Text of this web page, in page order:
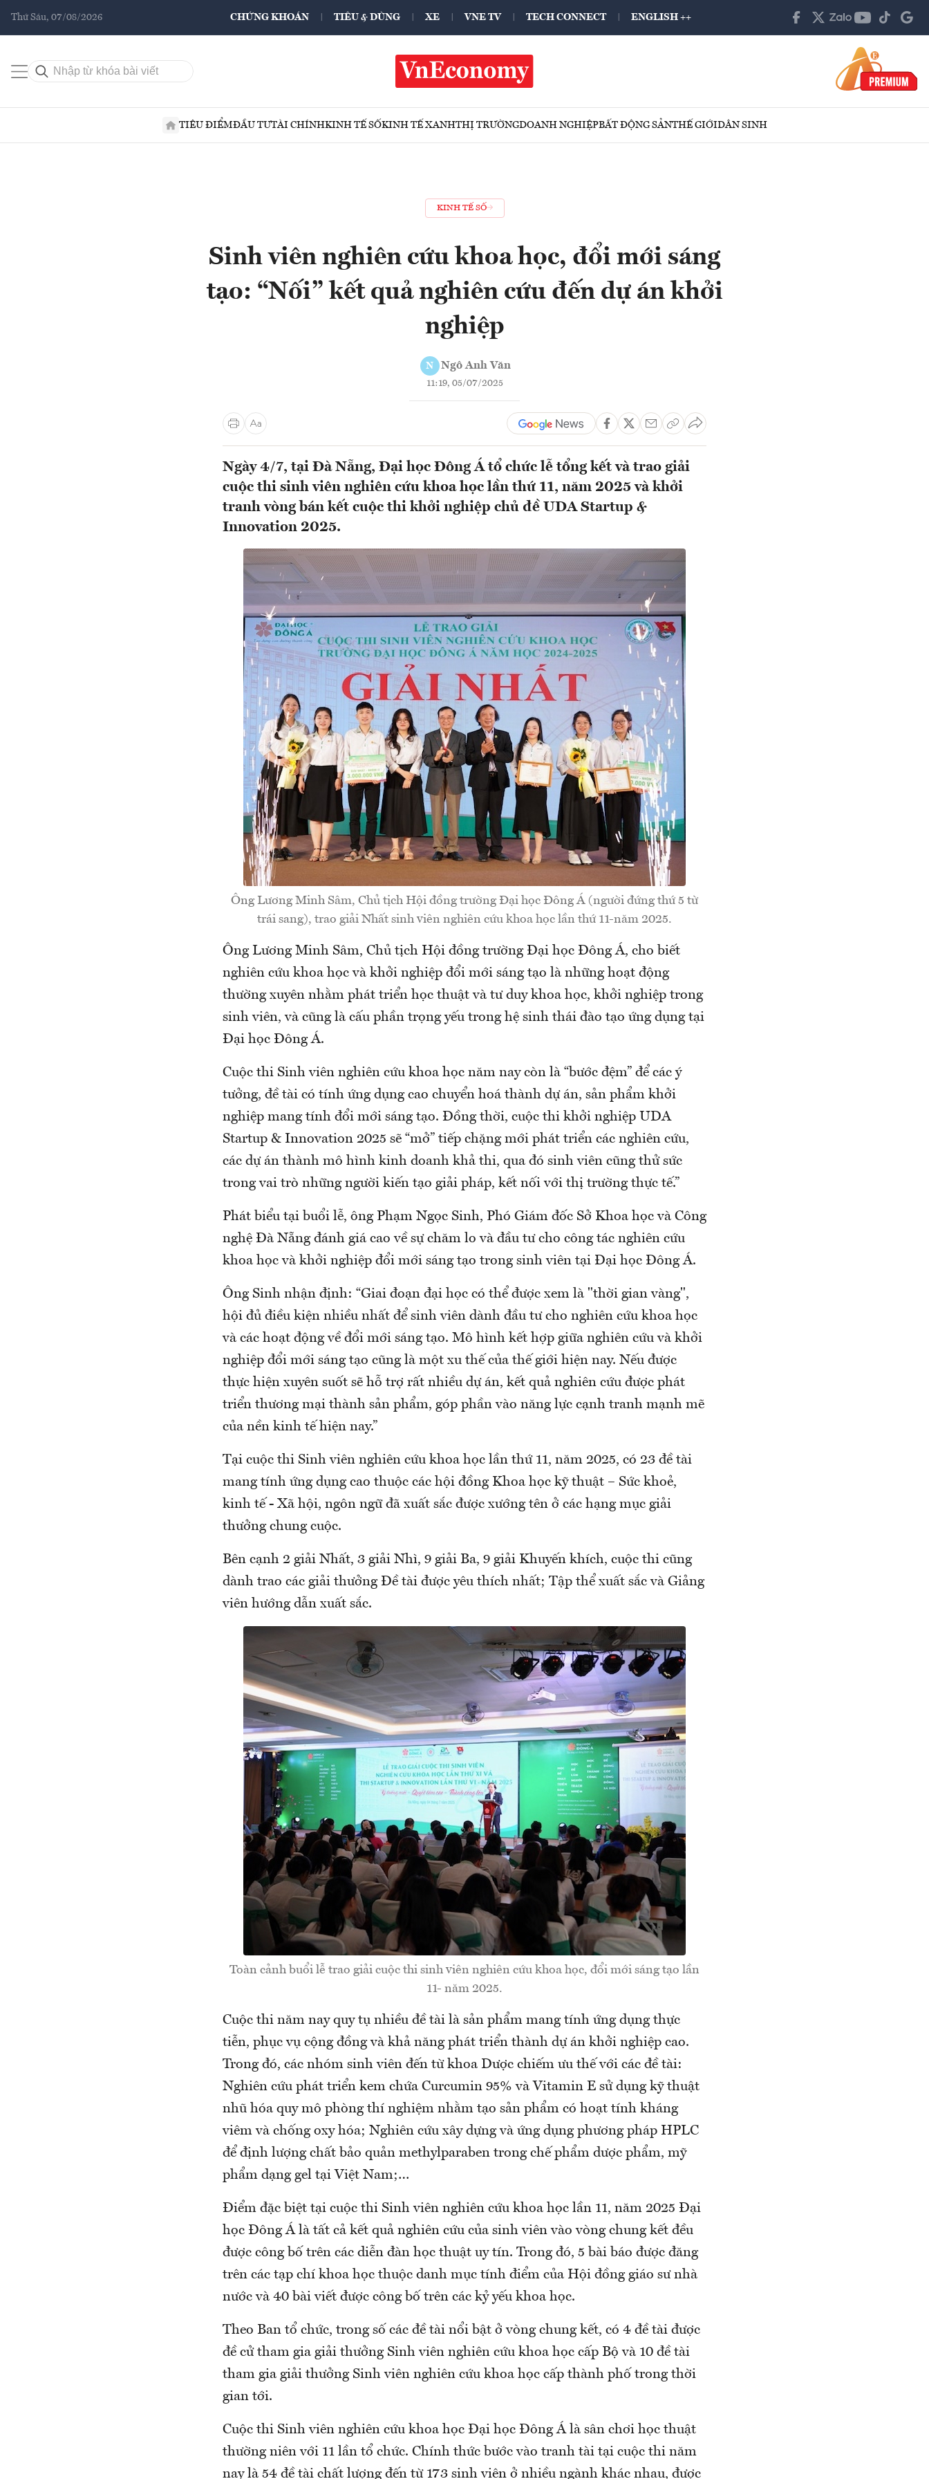
Thứ Sáu, 07/08/2026 CHỨNG KHOÁN TIÊU & DÙNG XE VNE TV TECH CONNECT ENGLISH ++
TIÊU ĐIỂMĐẦU TƯTÀI CHÍNHKINH TẾ SỐKINH TẾ XANHTHỊ TRƯỜNGDOANH NGHIỆPBẤT ĐỘNG SẢNTHẾ GIỚIDÂN SINH
KINH TẾ SỐ
Sinh viên nghiên cứu khoa học, đổi mới sáng
tạo: “Nối” kết quả nghiên cứu đến dự án khởi
nghiệp
N Ngô Anh Văn
11:19, 05/07/2025
Ngày 4/7, tại Đà Nẵng, Đại học Đông Á tổ chức lễ tổng kết và trao giải
cuộc thi sinh viên nghiên cứu khoa học lần thứ 11, năm 2025 và khởi
tranh vòng bán kết cuộc thi khởi nghiệp chủ đề UDA Startup &
Innovation 2025.
Ông Lương Minh Sâm, Chủ tịch Hội đồng trường Đại học Đông Á (người đứng thứ 5 từ
trái sang), trao giải Nhất sinh viên nghiên cứu khoa học lần thứ 11-năm 2025.
Ông Lương Minh Sâm, Chủ tịch Hội đồng trường Đại học Đông Á, cho biết
nghiên cứu khoa học và khởi nghiệp đổi mới sáng tạo là những hoạt động
thường xuyên nhằm phát triển học thuật và tư duy khoa học, khởi nghiệp trong
sinh viên, và cũng là cấu phần trọng yếu trong hệ sinh thái đào tạo ứng dụng tại
Đại học Đông Á.
Cuộc thi Sinh viên nghiên cứu khoa học năm nay còn là “bước đệm” để các ý
tưởng, đề tài có tính ứng dụng cao chuyển hoá thành dự án, sản phẩm khởi
nghiệp mang tính đổi mới sáng tạo. Đồng thời, cuộc thi khởi nghiệp UDA
Startup & Innovation 2025 sẽ “mở” tiếp chặng mới phát triển các nghiên cứu,
các dự án thành mô hình kinh doanh khả thi, qua đó sinh viên cũng thử sức
trong vai trò những người kiến tạo giải pháp, kết nối với thị trường thực tế.”
Phát biểu tại buổi lễ, ông Phạm Ngọc Sinh, Phó Giám đốc Sở Khoa học và Công
nghệ Đà Nẵng đánh giá cao về sự chăm lo và đầu tư cho công tác nghiên cứu
khoa học và khởi nghiệp đổi mới sáng tạo trong sinh viên tại Đại học Đông Á.
Ông Sinh nhận định: “Giai đoạn đại học có thể được xem là "thời gian vàng",
hội đủ điều kiện nhiều nhất để sinh viên dành đầu tư cho nghiên cứu khoa học
và các hoạt động về đổi mới sáng tạo. Mô hình kết hợp giữa nghiên cứu và khởi
nghiệp đổi mới sáng tạo cũng là một xu thế của thế giới hiện nay. Nếu được
thực hiện xuyên suốt sẽ hỗ trợ rất nhiều dự án, kết quả nghiên cứu được phát
triển thương mại thành sản phẩm, góp phần vào năng lực cạnh tranh mạnh mẽ
của nền kinh tế hiện nay.”
Tại cuộc thi Sinh viên nghiên cứu khoa học lần thứ 11, năm 2025, có 23 đề tài
mang tính ứng dụng cao thuộc các hội đồng Khoa học kỹ thuật – Sức khoẻ,
kinh tế - Xã hội, ngôn ngữ đã xuất sắc được xướng tên ở các hạng mục giải
thưởng chung cuộc.
Bên cạnh 2 giải Nhất, 3 giải Nhì, 9 giải Ba, 9 giải Khuyến khích, cuộc thi cũng
dành trao các giải thưởng Đề tài được yêu thích nhất; Tập thể xuất sắc và Giảng
viên hướng dẫn xuất sắc.
Toàn cảnh buổi lễ trao giải cuộc thi sinh viên nghiên cứu khoa học, đổi mới sáng tạo lần
11- năm 2025.
Cuộc thi năm nay quy tụ nhiều đề tài là sản phẩm mang tính ứng dụng thực
tiễn, phục vụ cộng đồng và khả năng phát triển thành dự án khởi nghiệp cao.
Trong đó, các nhóm sinh viên đến từ khoa Dược chiếm ưu thế với các đề tài:
Nghiên cứu phát triển kem chứa Curcumin 95% và Vitamin E sử dụng kỹ thuật
nhũ hóa quy mô phòng thí nghiệm nhằm tạo sản phẩm có hoạt tính kháng
viêm và chống oxy hóa; Nghiên cứu xây dựng và ứng dụng phương pháp HPLC
để định lượng chất bảo quản methylparaben trong chế phẩm dược phẩm, mỹ
phẩm dạng gel tại Việt Nam;…
Điểm đặc biệt tại cuộc thi Sinh viên nghiên cứu khoa học lần 11, năm 2025 Đại
học Đông Á là tất cả kết quả nghiên cứu của sinh viên vào vòng chung kết đều
được công bố trên các diễn đàn học thuật uy tín. Trong đó, 5 bài báo được đăng
trên các tạp chí khoa học thuộc danh mục tính điểm của Hội đồng giáo sư nhà
nước và 40 bài viết được công bố trên các kỷ yếu khoa học.
Theo Ban tổ chức, trong số các đề tài nổi bật ở vòng chung kết, có 4 đề tài được
đề cử tham gia giải thưởng Sinh viên nghiên cứu khoa học cấp Bộ và 10 đề tài
tham gia giải thưởng Sinh viên nghiên cứu khoa học cấp thành phố trong thời
gian tới.
Cuộc thi Sinh viên nghiên cứu khoa học Đại học Đông Á là sân chơi học thuật
thường niên với 11 lần tổ chức. Chính thức bước vào tranh tài tại cuộc thi năm
nay là 54 đề tài chất lượng đến từ 173 sinh viên ở nhiều ngành khác nhau, được